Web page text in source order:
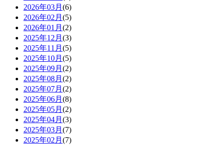
2026年03月 (6)
2026年02月 (5)
2026年01月 (2)
2025年12月 (3)
2025年11月 (5)
2025年10月 (5)
2025年09月 (2)
2025年08月 (2)
2025年07月 (2)
2025年06月 (8)
2025年05月 (2)
2025年04月 (3)
2025年03月 (7)
2025年02月 (7)